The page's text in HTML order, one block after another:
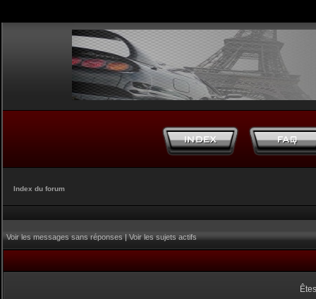
Index du forum
Voir les messages sans réponses|Voir les sujets actifs